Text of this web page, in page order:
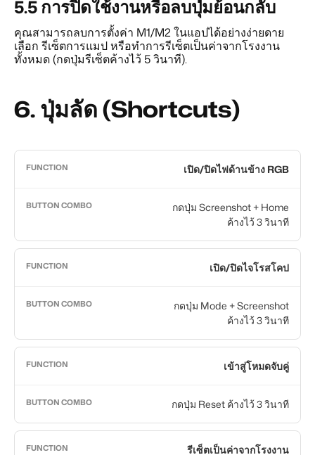
5.5การปิดใช้งานหรือลบปุ่มย้อนกลับ
คุณสามารถลบการตั้งค่า M1/M2 ในแอปได้อย่างง่ายดาย
เลือก รีเซ็ตการแมป หรือทำการรีเซ็ตเป็นค่าจากโรงงาน
ทั้งหมด (กดปุ่มรีเซ็ตค้างไว้ 5 วินาที).
6.ปุ่มลัด (Shortcuts)
เปิด/ปิดไฟด้านข้าง RGB
กดปุ่ม Screenshot + Home
ค้างไว้ 3 วินาที
เปิด/ปิดไจโรสโคป
กดปุ่ม Mode + Screenshot
ค้างไว้ 3 วินาที
เข้าสู่โหมดจับคู่
กดปุ่ม Reset ค้างไว้ 3 วินาที
รีเซ็ตเป็นค่าจากโรงงาน
.